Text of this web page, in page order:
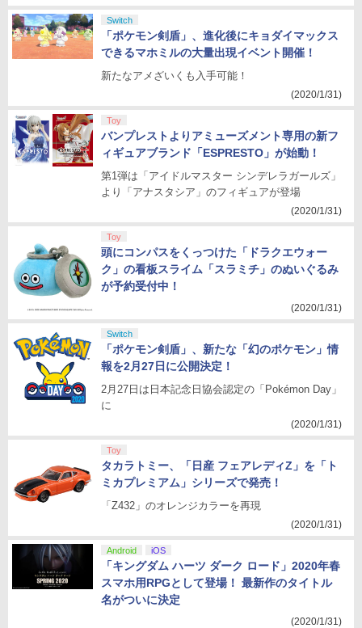
Switch
「ポケモン剣盾」、進化後にキョダイマックス
できるマホミルの大量出現イベント開催！
新たなアメざいくも入手可能！
(2020/1/31)
Toy
バンプレストよりアミューズメント専用の新フ
ィギュアブランド「ESPRESTO」が始動！
第1弾は「アイドルマスター シンデレラガールズ」
より「アナスタシア」のフィギュアが登場
(2020/1/31)
Toy
頭にコンパスをくっつけた「ドラクエウォー
ク」の看板スライム「スラミチ」のぬいぐるみ
が予約受付中！
(2020/1/31)
Switch
「ポケモン剣盾」、新たな「幻のポケモン」情
報を2月27日に公開決定！
2月27日は日本記念日協会認定の「Pokémon Day」
に
(2020/1/31)
Toy
タカラトミー、「日産 フェアレディZ」を「ト
ミカプレミアム」シリーズで発売！
「Z432」のオレンジカラーを再現
(2020/1/31)
Android iOS
「キングダム ハーツ ダーク ロード」2020年春
スマホ用RPGとして登場！ 最新作のタイトル
名がついに決定
(2020/1/31)